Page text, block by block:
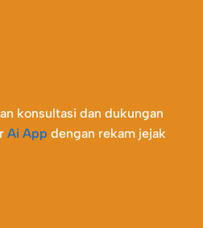
konsultasi dan dukungan
Ai App dengan rekam jejak